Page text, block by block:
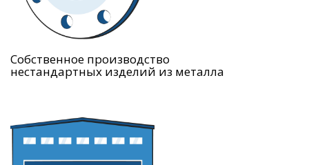
Собственное производство
нестандартных изделий из металла